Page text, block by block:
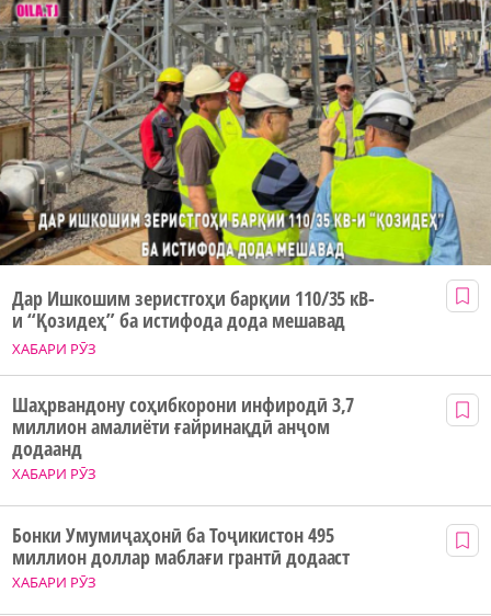
ХАБАРИ РӮЗ
Дар Ишкошим зеристгоҳи барқии 110/35 кВ-
и “Қозидеҳ” ба истифода дода мешавад
ХАБАРИ РӮЗ
Шаҳрвандону соҳибкорони инфиродӣ 3,7
миллион амалиёти ғайринақдӣ анҷом
додаанд
ХАБАРИ РӮЗ
Бонки Умумиҷаҳонӣ ба Тоҷикистон 495
миллион доллар маблағи грантӣ додааст